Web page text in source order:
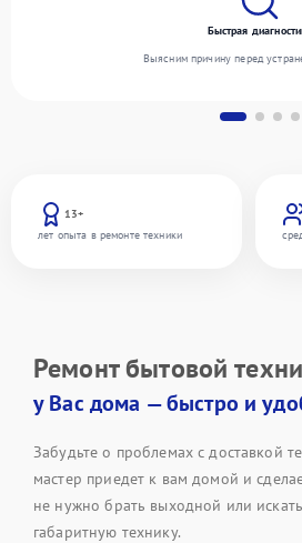
13+
лет опыта в ремонте техники
Быстрая
Выясним причину перед
Ремонт бытовой
у Вас дома — быстро и
Забудьте о проблемах с доставкой
мастер приедет к вам домой и
не нужно брать выходной или
габаритную технику.